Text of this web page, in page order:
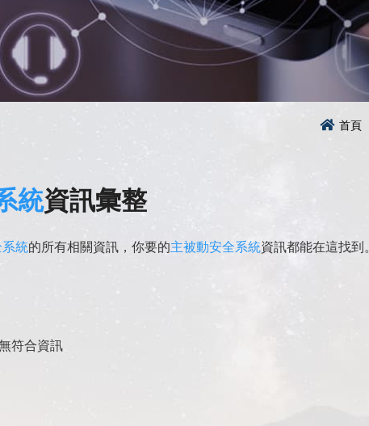
首頁
統資訊彙整
統的所有相關資訊，你要的主被動安全系統資訊都能在這找到。
符合資訊